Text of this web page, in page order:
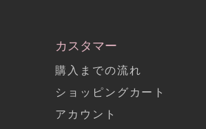
カスタマー
購入までの流れ
ショッピングカート
アカウント